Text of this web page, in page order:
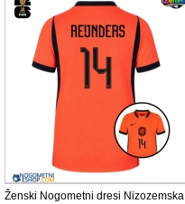
Ženski Nogometni dresi Nizozemska